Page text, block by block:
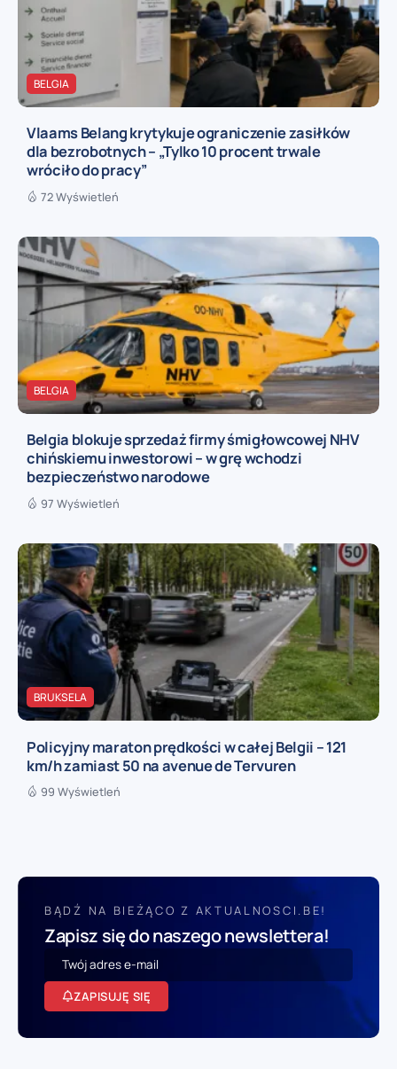
BELGIA
Vlaams Belang krytykuje ograniczenie zasiłków
dla bezrobotnych – „Tylko 10 procent trwale
wróciło do pracy”
72 Wyświetleń
BELGIA
Belgia blokuje sprzedaż firmy śmigłowcowej NHV
chińskiemu inwestorowi – w grę wchodzi
bezpieczeństwo narodowe
97 Wyświetleń
BRUKSELA
Policyjny maraton prędkości w całej Belgii – 121
km/h zamiast 50 na avenue de Tervuren
99 Wyświetleń
BĄDŹ NA BIEŻĄCO Z AKTUALNOSCI.BE!
Zapisz się do naszego newslettera!
ZAPISUJĘ SIĘ